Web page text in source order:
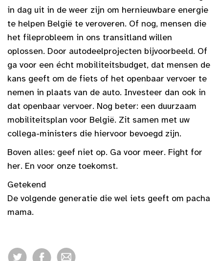
in dag uit in de weer zijn om hernieuwbare energie
te helpen België te veroveren. Of nog, mensen die
het fileprobleem in ons transitland willen
oplossen. Door autodeelprojecten bijvoorbeeld. Of
ga voor een écht mobiliteitsbudget, dat mensen de
kans geeft om de fiets of het openbaar vervoer te
nemen in plaats van de auto. Investeer dan ook in
dat openbaar vervoer. Nog beter: een duurzaam
mobiliteitsplan voor België. Zit samen met uw
collega-ministers die hiervoor bevoegd zijn.
Boven alles: geef niet op. Ga voor meer. Fight for
her. En voor onze toekomst.
Getekend
De volgende generatie die wel iets geeft om pacha
mama.